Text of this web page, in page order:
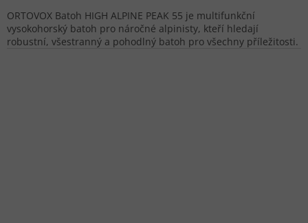
ORTOVOX Batoh HIGH ALPINE PEAK 55 je multifunkční
vysokohorský batoh pro náročné alpinisty, kteří hledají
robustní, všestranný a pohodlný batoh pro všechny příležitosti.